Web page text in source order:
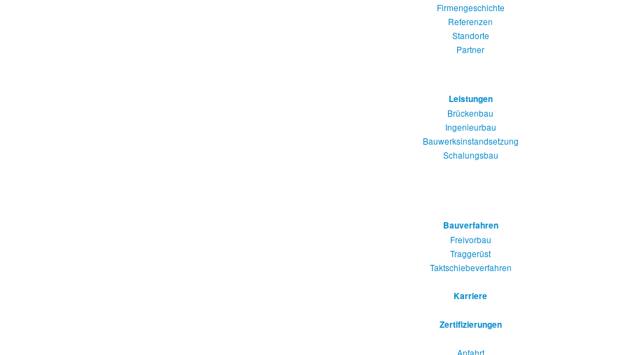
Firmengeschichte
Referenzen
Standorte
Partner
Leistungen
Brückenbau
Ingenieurbau
Bauwerksinstandsetzung
Schalungsbau
Bauverfahren
Freivorbau
Traggerüst
Taktschiebeverfahren
Karriere
Zertifizierungen
Anfahrt